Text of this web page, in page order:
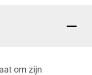
om zijn